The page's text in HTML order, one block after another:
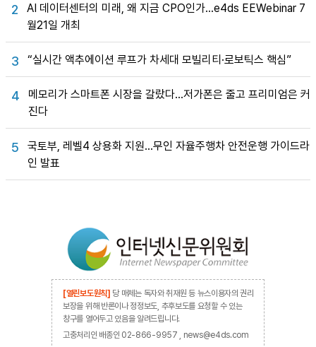
2
AI 데이터센터의 미래, 왜 지금 CPO인가…e4ds EEWebinar 7
월21일 개최
3 “실시간 액추에이션 루프가 차세대 모빌리티·로보틱스 핵심”
4
메모리가 스마트폰 시장을 갈랐다…저가폰은 줄고 프리미엄은 커
진다
5
국토부, 레벨4 상용화 지원…무인 자율주행차 안전운행 가이드라
인 발표
[열린보도원칙] 당 매체는 독자와 취재원 등 뉴스이용자의 권리
보장을 위해 반론이나 정정보도, 추후보도를 요청할 수 있는
창구를 열어두고 있음을 알려드립니다.
고충처리인 배종인 02-866-9957 , news@e4ds.com